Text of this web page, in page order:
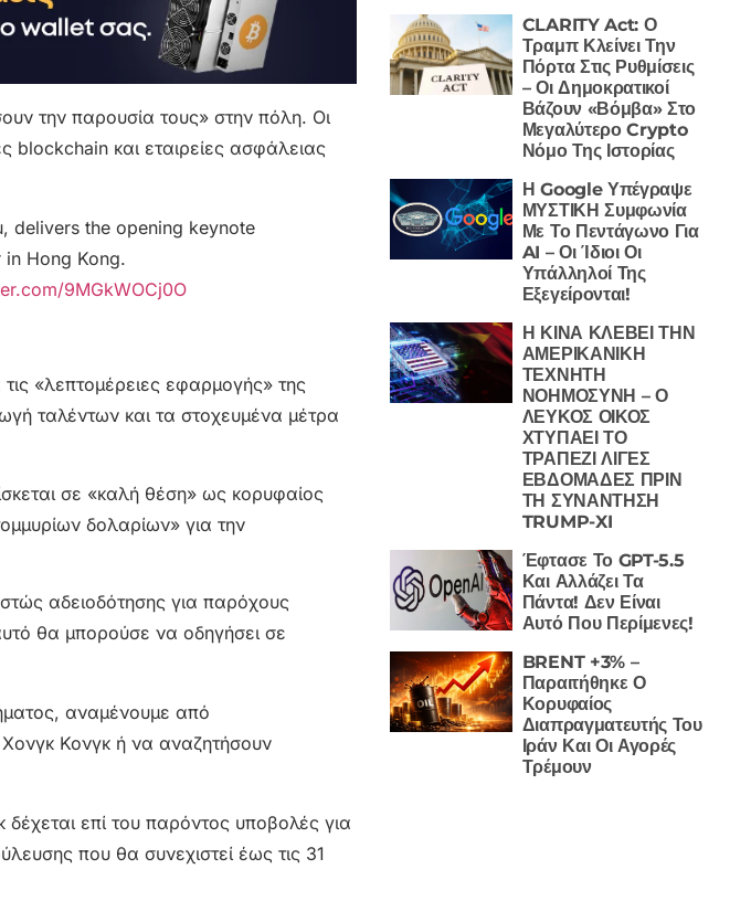
την παρουσία τους» στην πόλη. Οι
blockchain και εταιρείες ασφάλειας
delivers the opening keynote
Hong Kong.
9MGkWOCj0O
«λεπτομέρειες εφαρμογής» της
ταλέντων και τα στοχευμένα μέτρα
σε «καλή θέση» ως κορυφαίος
δολαρίων» για την
αδειοδότησης για παρόχους
θα μπορούσε να οδηγήσει σε
αναμένουμε από
Χονγκ Κονγκ ή να αναζητήσουν
επί του παρόντος υποβολές για
που θα συνεχιστεί έως τις 31
CLARITY Act: Ο
Τραμπ Κλείνει Την
Πόρτα Στις Ρυθμίσεις
– Οι Δημοκρατικοί
Βάζουν «Βόμβα» Στο
Μεγαλύτερο Crypto
Νόμο Της Ιστορίας
Η Google Υπέγραψε
ΜΥΣΤΙΚΗ Συμφωνία
Με Το Πεντάγωνο Για
AI – Οι Ίδιοι Οι
Υπάλληλοί Της
Εξεγείρονται!
Η ΚΙΝΑ ΚΛΕΒΕΙ ΤΗΝ
ΑΜΕΡΙΚΑΝΙΚΗ
ΤΕΧΝΗΤΗ
ΝΟΗΜΟΣΥΝΗ – Ο
ΛΕΥΚΟΣ ΟΙΚΟΣ
ΧΤΥΠΑΕΙ ΤΟ
ΤΡΑΠΕΖΙ ΛΙΓΕΣ
ΕΒΔΟΜΑΔΕΣ ΠΡΙΝ
ΤΗ ΣΥΝΑΝΤΗΣΗ
TRUMP-XI
Έφτασε Το GPT-5.5
Και Αλλάζει Τα
Πάντα! Δεν Είναι
Αυτό Που Περίμενες!
BRENT +3% –
Παραιτήθηκε Ο
Κορυφαίος
Διαπραγματευτής Του
Ιράν Και Οι Αγορές
Τρέμουν